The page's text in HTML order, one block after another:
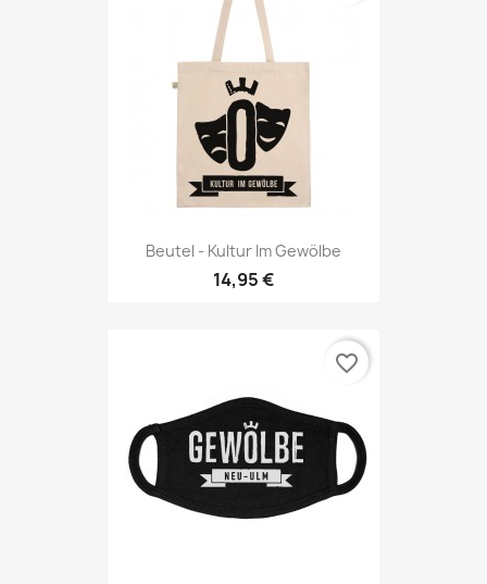
Beutel - Kultur Im Gewölbe
14,95 €
favorite_border